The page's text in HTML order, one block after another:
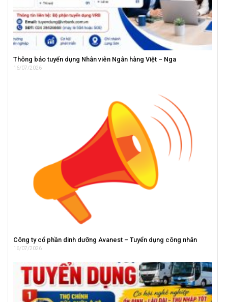
Thông báo tuyển dụng Nhân viên Ngân hàng Việt – Nga
16/07/2026
Công ty cổ phần dinh dưỡng Avanest – Tuyển dụng công nhân
16/07/2026